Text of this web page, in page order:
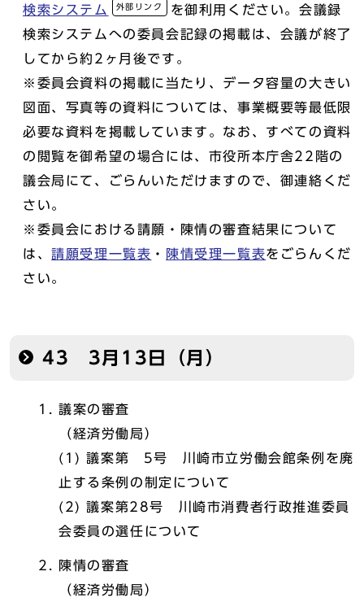
検索システム
外部リンク
を御利用ください。会議録
検索システムへの委員会記録の掲載は、会議が終了
してから約2ヶ月後です。
※委員会資料の掲載に当たり、データ容量の大きい
図面、写真等の資料については、事業概要等最低限
必要な資料を掲載しています。なお、すべての資料
の閲覧を御希望の場合には、市役所本庁舎22階の
議会局にて、ごらんいただけますので、御連絡くだ
さい。
※委員会における請願・陳情の審査結果について
は、請願受理一覧表 ・ 陳情受理一覧表をごらんくだ
さい。
43 3月13日（月）
議案の審査
（経済労働局）
(1) 議案第 5号 川崎市立労働会館条例を廃
止する条例の制定について
(2) 議案第28号 川崎市消費者行政推進委員
会委員の選任について
陳情の審査
（経済労働局）